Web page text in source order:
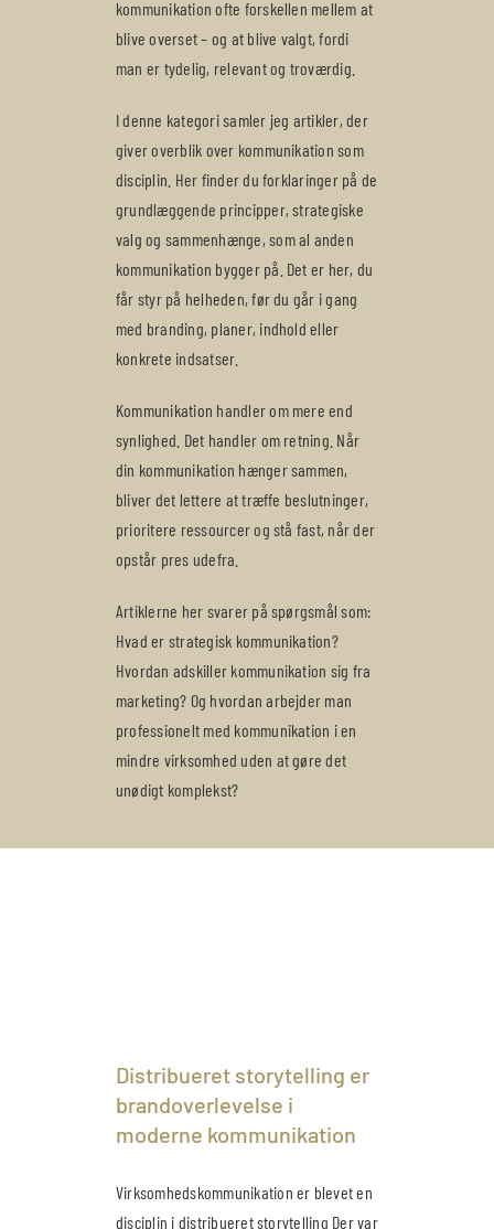
kommunikation ofte forskellen mellem at
blive overset – og at blive valgt, fordi
man er tydelig, relevant og troværdig.
I denne kategori samler jeg artikler, der
giver overblik over kommunikation som
disciplin. Her finder du forklaringer på de
grundlæggende principper, strategiske
valg og sammenhænge, som al anden
kommunikation bygger på. Det er her, du
får styr på helheden, før du går i gang
med branding, planer, indhold eller
konkrete indsatser.
Kommunikation handler om mere end
synlighed. Det handler om retning. Når
din kommunikation hænger sammen,
bliver det lettere at træffe beslutninger,
prioritere ressourcer og stå fast, når der
opstår pres udefra.
Artiklerne her svarer på spørgsmål som:
Hvad er strategisk kommunikation?
Hvordan adskiller kommunikation sig fra
marketing? Og hvordan arbejder man
professionelt med kommunikation i en
mindre virksomhed uden at gøre det
unødigt komplekst?
Distribueret storytelling er
brandoverlevelse i
moderne kommunikation
Virksomhedskommunikation er blevet en
disciplin i distribueret storytelling Der var